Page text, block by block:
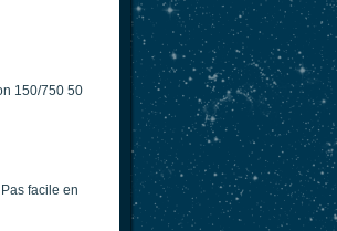
150/750 50
facile en